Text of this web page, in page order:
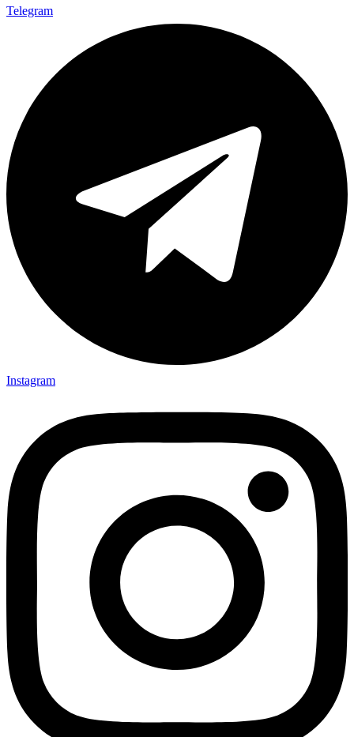
Telegram
Instagram